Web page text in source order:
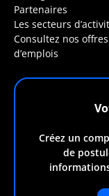
Partenaires
Les secteurs
Consultez nos offres
d’emplois
Créez un
de